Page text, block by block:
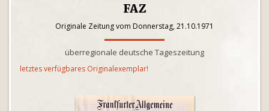
FAZ
Originale Zeitung vom Donnerstag, 21.10.1971
überregionale deutsche Tageszeitung
letztes verfügbares Originalexemplar!